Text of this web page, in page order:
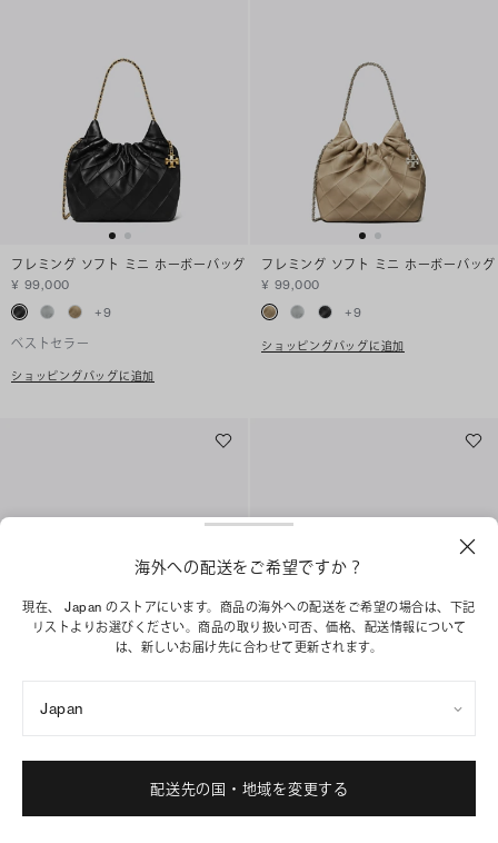
フレミング ソフト ミニ ホーボーバッグ
¥ 99,000
+9
ベストセラー
ショッピングバッグに追加
フレミング ソフト ミニ ホーボーバッグ
¥ 99,000
+9
ショッピングバッグに追加
キラ ターンロック ショルダーバッグ
ショッピングバッグに追加 ショッピングバッグに追加
海外への配送をご希望ですか？
現在、 Japan のストアにいます。商品の海外への配送をご希望の場合は、下記
リストよりお選びください。商品の取り扱い可否、価格、配送情報について
は、新しいお届け先に合わせて更新されます。
Japan
配送先の国・地域を変更する